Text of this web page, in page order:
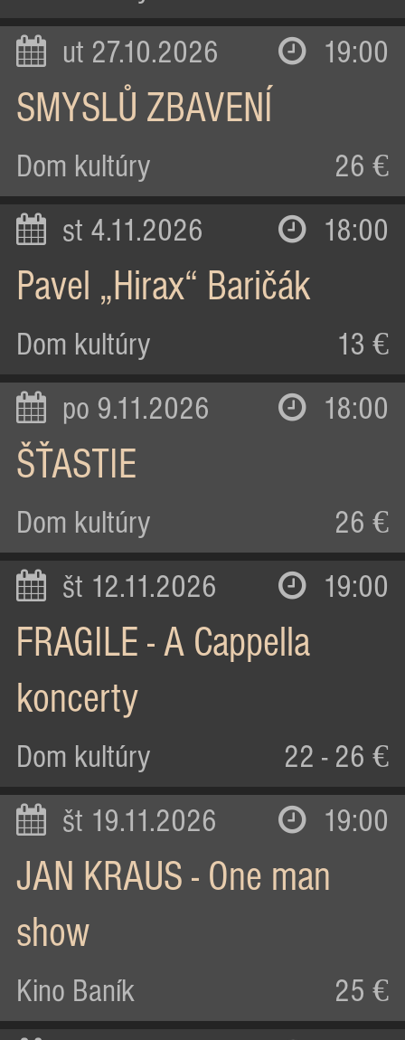
ut 27.10.2026 19:00
SMYSLŮ ZBAVENÍ
Dom kultúry 26 €
st 4.11.2026 18:00
Pavel „Hirax“ Baričák
Dom kultúry 13 €
po 9.11.2026 18:00
ŠŤASTIE
Dom kultúry 26 €
št 12.11.2026 19:00
FRAGILE - A Cappella
koncerty
Dom kultúry 22 - 26 €
št 19.11.2026 19:00
JAN KRAUS - One man
show
Kino Baník 25 €